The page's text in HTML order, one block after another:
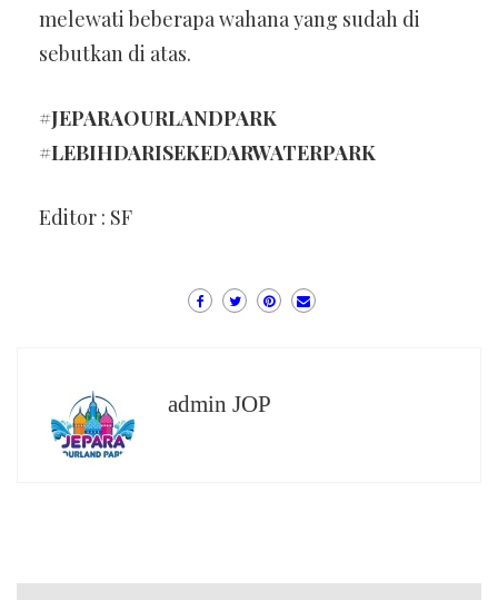
melewati beberapa wahana yang sudah di
sebutkan di atas.
#JEPARAOURLANDPARK
#LEBIHDARISEKEDARWATERPARK
Editor : SF
admin JOP